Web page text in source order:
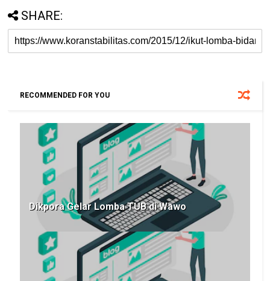
SHARE:
RECOMMENDED FOR YOU
Dikpora Gelar Lomba TUB di Wawo